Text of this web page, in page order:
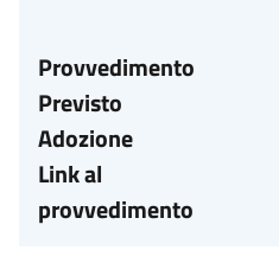
Provvedimento
Previsto
Adozione
Link al
provvedimento